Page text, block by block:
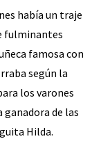
había un traje
fulminantes
famosa con
según la
los varones
ganadora de las
Hilda.